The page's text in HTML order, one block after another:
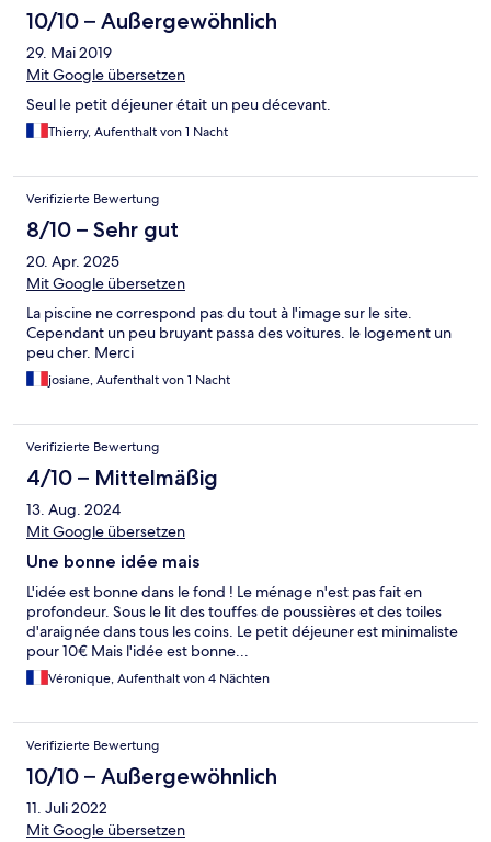
10/10 – Außergewöhnlich
29. Mai 2019
Mit Google übersetzen
Seul le petit déjeuner était un peu décevant.
Thierry, Aufenthalt von 1 Nacht
Verifizierte Bewertung
8/10 – Sehr gut
20. Apr. 2025
Mit Google übersetzen
La piscine ne correspond pas du tout à l'image sur le site.
Cependant un peu bruyant passa des voitures. le logement un
peu cher. Merci
josiane, Aufenthalt von 1 Nacht
Verifizierte Bewertung
4/10 – Mittelmäßig
13. Aug. 2024
Mit Google übersetzen
Une bonne idée mais
L'idée est bonne dans le fond ! Le ménage n'est pas fait en
profondeur. Sous le lit des touffes de poussières et des toiles
d'araignée dans tous les coins. Le petit déjeuner est minimaliste
pour 10€ Mais l'idée est bonne...
Véronique, Aufenthalt von 4 Nächten
Verifizierte Bewertung
10/10 – Außergewöhnlich
11. Juli 2022
Mit Google übersetzen